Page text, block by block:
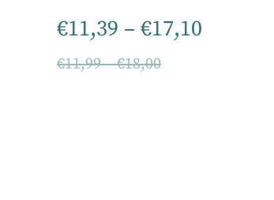
€11,39 – €17,10
€11,99–€18,00